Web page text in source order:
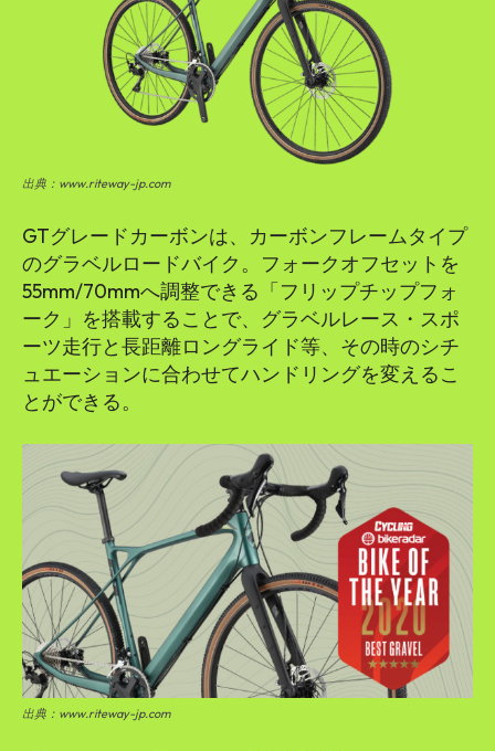
出典：www.riteway-jp.com
GTグレードカーボンは、カーボンフレームタイプ
のグラベルロードバイク。フォークオフセットを
55mm/70mmへ調整できる「フリップチップフォ
ーク」を搭載することで、グラベルレース・スポ
ーツ走行と長距離ロングライド等、その時のシチ
ュエーションに合わせてハンドリングを変えるこ
とができる。
出典：www.riteway-jp.com